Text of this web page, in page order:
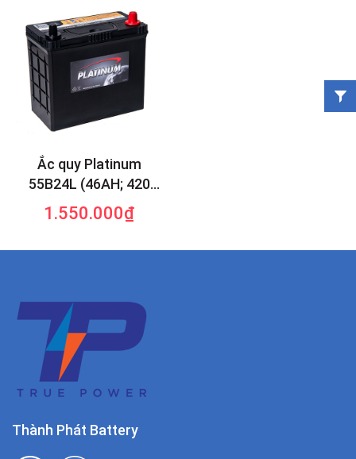
Ắc quy Platinum
55B24L (46AH; 420
CCA)
1.550.000₫
Thành Phát Battery